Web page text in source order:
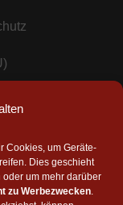
Cookies, um Geräte-
Dies geschieht
um mehr darüber
zu Werbezwecken.
in der AAG e.V.